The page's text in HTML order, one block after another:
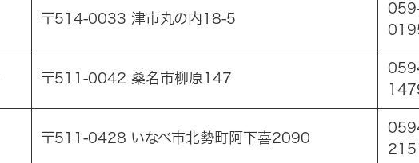
〒514-0033 津市丸の内18-5
〒511-0042 桑名市柳原147
〒511-0428 いなべ市北勢町阿下喜2090